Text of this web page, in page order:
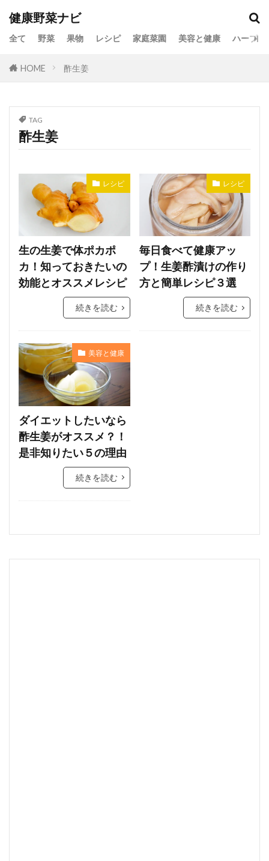
健康野菜ナビ
全て 野菜 果物 レシピ 家庭菜園 美容と健康 ハーブ
HOME 酢生姜
TAG
酢生姜
レシピ
生の生姜で体ポカポ
カ！知っておきたいの
効能とオススメレシピ
続きを読む
レシピ
毎日食べて健康アッ
プ！生姜酢漬けの作り
方と簡単レシピ３選
続きを読む
美容と健康
ダイエットしたいなら
酢生姜がオススメ？！
是非知りたい５の理由
続きを読む